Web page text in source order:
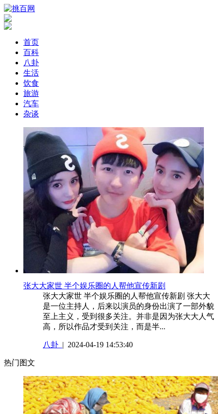
首页
百科
八卦
生活
饮食
旅游
汽车
杂谈
张大大家世 半个娱乐圈的人帮他宣传新剧
张大大家世 半个娱乐圈的人帮他宣传新剧 张大大
是一位主持人，后来以演员的身份出演了一部外貌
至上主义，受到很多关注。并非是因为张大大人气
高，所以作品才受到关注，而是半...
八卦 | 2024-04-19 14:53:40
热门图文